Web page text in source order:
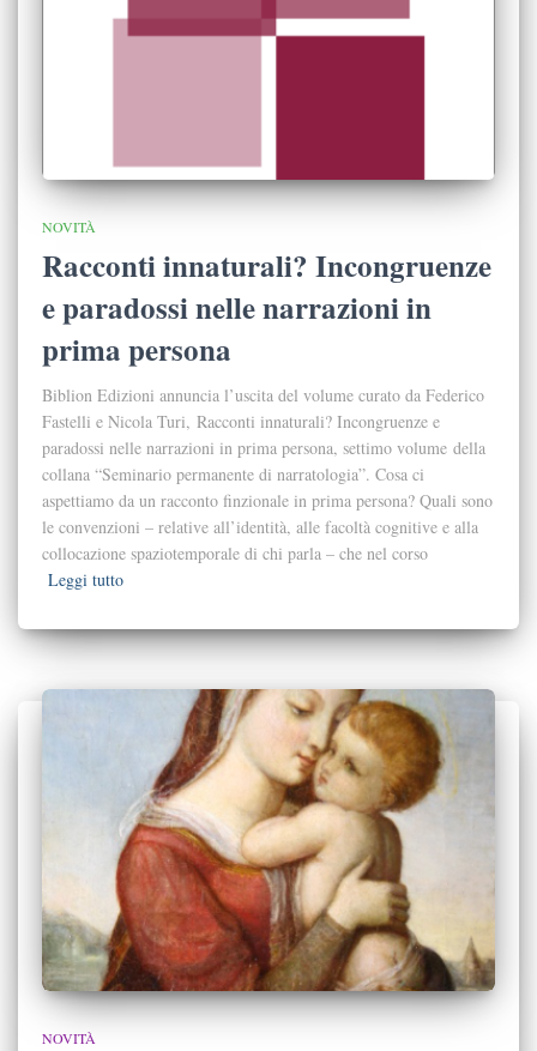
NOVITÀ
Racconti innaturali? Incongruenze
e paradossi nelle narrazioni in
prima persona
Biblion Edizioni annuncia l’uscita del volume curato da Federico
Fastelli e Nicola Turi, Racconti innaturali? Incongruenze e
paradossi nelle narrazioni in prima persona, settimo volume della
collana “Seminario permanente di narratologia”. Cosa ci
aspettiamo da un racconto finzionale in prima persona? Quali sono
le convenzioni – relative all’identità, alle facoltà cognitive e alla
collocazione spaziotemporale di chi parla – che nel corso
Leggi tutto
NOVITÀ